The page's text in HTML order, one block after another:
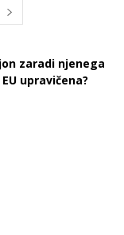
zaradi njenega
upravičena?